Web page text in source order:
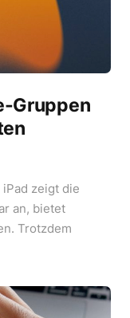
Gruppen
zeigt die
an, bietet
Trotzdem